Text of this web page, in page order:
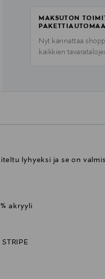
MAKSUTON
Nyt kannattaa
kaikkien
lyhyeksi ja se on
akryyli